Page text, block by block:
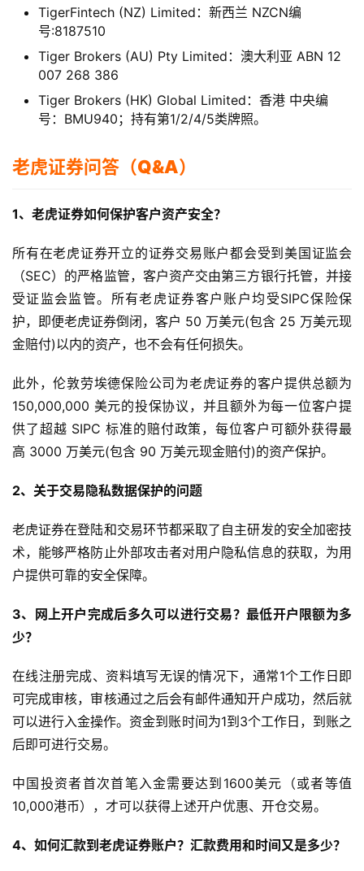
TigerFintech (NZ) Limited：新西兰 NZCN编
号:8187510
Tiger Brokers (AU) Pty Limited：澳大利亚 ABN 12
007 268 386
Tiger Brokers (HK) Global Limited：香港 中央编
号：BMU940；持有第1/2/4/5类牌照。
老虎证券问答（Q&A）
1、老虎证券如何保护客户资产安全？
所有在老虎证券开立的证券交易账户都会受到美国证监会
（SEC）的严格监管，客户资产交由第三方银行托管，并接
受证监会监管。所有老虎证券客户账户均受SIPC保险保
护，即便老虎证券倒闭，客户 50 万美元(包含 25 万美元现
金赔付)以内的资产，也不会有任何损失。
此外，伦敦劳埃德保险公司为老虎证券的客户提供总额为
150,000,000 美元的投保协议，并且额外为每一位客户提
供了超越 SIPC 标准的赔付政策，每位客户可额外获得最
高 3000 万美元(包含 90 万美元现金赔付)的资产保护。
2、关于交易隐私数据保护的问题
老虎证券在登陆和交易环节都采取了自主研发的安全加密技
术，能够严格防止外部攻击者对用户隐私信息的获取，为用
户提供可靠的安全保障。
3、网上开户完成后多久可以进行交易？最低开户限额为多
少？
在线注册完成、资料填写无误的情况下，通常1个工作日即
可完成审核，审核通过之后会有邮件通知开户成功，然后就
可以进行入金操作。资金到账时间为1到3个工作日，到账之
后即可进行交易。
中国投资者首次首笔入金需要达到1600美元（或者等值
10,000港币），才可以获得上述开户优惠、开仓交易。
4、如何汇款到老虎证券账户？汇款费用和时间又是多少？